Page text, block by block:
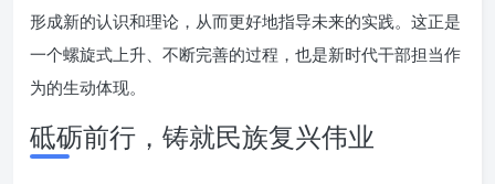
形成新的认识和理论，从而更好地指导未来的实践。这正是
一个螺旋式上升、不断完善的过程，也是新时代干部担当作
为的生动体现。
砥砺前行，铸就民族复兴伟业